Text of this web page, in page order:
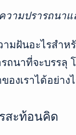
วามปรารถนา
ามฝันอะไรสำ
รถนาที่จะบรรลุ
องเราได้อย่าง
สะท้อนคิด